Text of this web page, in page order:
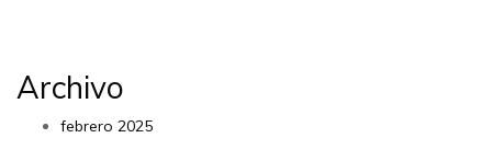
Archivo
febrero 2025